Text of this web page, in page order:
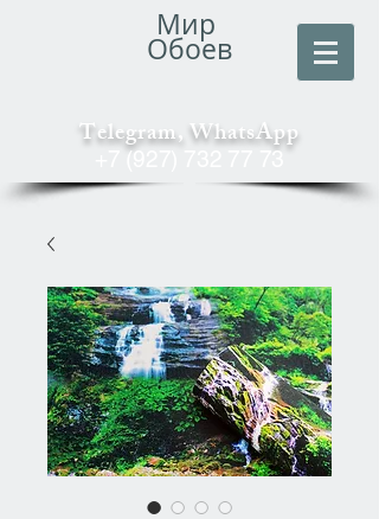
Мир
Обоев
Telegram, WhatsApp
+7 (927) 732 77 73